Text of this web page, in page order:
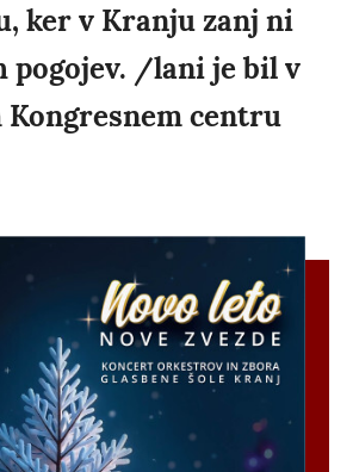
ker v Kranju zanj ni
pogojev. /lani je bil v
Kongresnem centru